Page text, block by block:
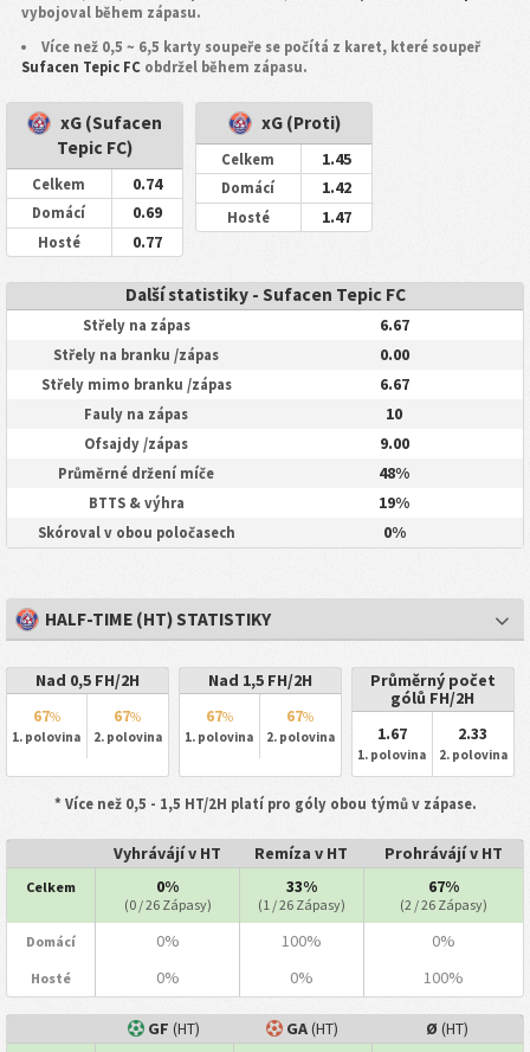
vybojoval během zápasu.
Více než 0,5 ~ 6,5 karty soupeře se počítá z karet, které soupeř
Sufacen Tepic FCobdržel během zápasu.
xG (Sufacen
Tepic FC)
Celkem 0.74
Domácí 0.69
Hosté 0.77
xG (Proti)
Celkem 1.45
Domácí 1.42
Hosté 1.47
Další statistiky - Sufacen Tepic FC
Střely na zápas 6.67
Střely na branku /zápas 0.00
Střely mimo branku /zápas 6.67
Fauly na zápas 10
Ofsajdy /zápas 9.00
Průměrné držení míče 48%
BTTS & výhra 19%
Skóroval v obou poločasech 0%
HALF-TIME (HT) STATISTIKY
Nad 0,5 FH/2H
67%
1. polovina
67%
2. polovina
Nad 1,5 FH/2H
67%
1. polovina
67%
2. polovina
Průměrný počet
gólů FH/2H
1.67
1. polovina
2.33
2. polovina
* Více než 0,5 - 1,5 HT/2H platí pro góly obou týmů v zápase.
Vyhrávájí v HT Remíza v HT Prohrávájí v HT
Celkem 0%
(0 / 26 Zápasy)
33%
(1 / 26 Zápasy)
67%
(2 / 26 Zápasy)
Domácí 0% 100% 0%
Hosté 0% 0% 100%
GF (HT) GA(HT) Ø (HT)